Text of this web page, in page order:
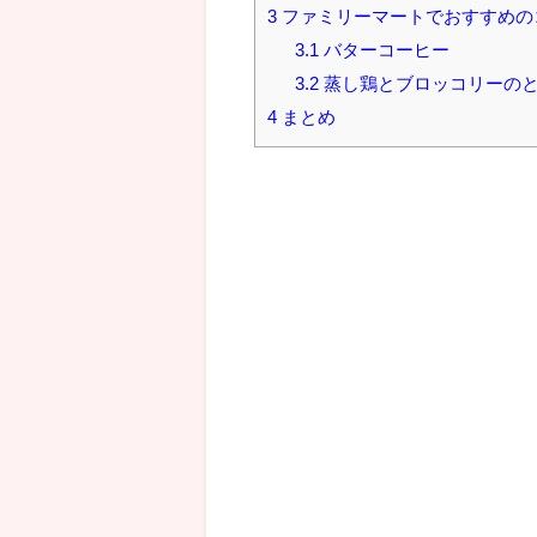
3 ファミリーマートでおすすめ
3.1 バターコーヒー
3.2 蒸し鶏とブロッコリーの
4 まとめ